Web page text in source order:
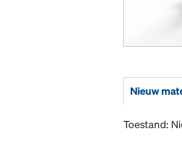
Nieuw
Toestand: